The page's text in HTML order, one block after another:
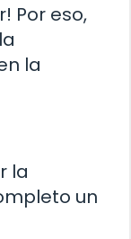
Por eso,
la
la
un